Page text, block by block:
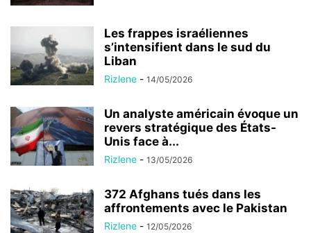
Les frappes israéliennes
s’intensifient dans le sud du
Liban
Rizlene - 14/05/2026
Un analyste américain évoque un
revers stratégique des États-
Unis face à...
Rizlene - 13/05/2026
372 Afghans tués dans les
affrontements avec le Pakistan
Rizlene - 12/05/2026